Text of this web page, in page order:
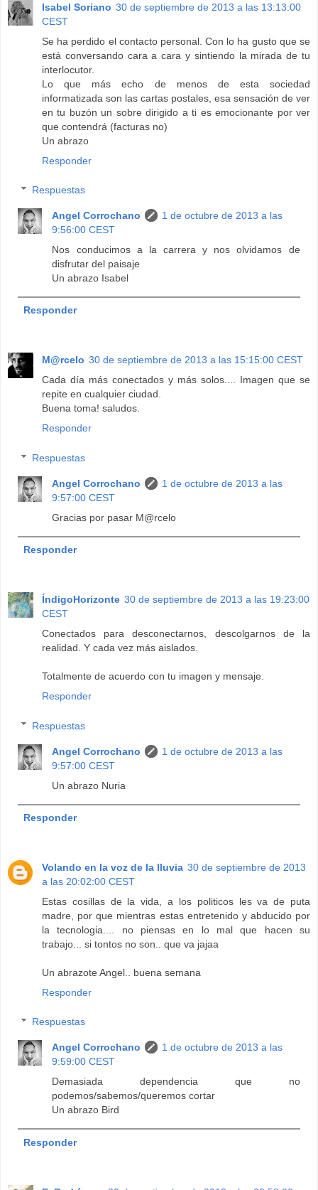
Isabel Soriano 30 de septiembre de 2013 a las 13:13:00
CEST
Se ha perdido el contacto personal. Con lo ha gusto que se
está conversando cara a cara y sintiendo la mirada de tu
interlocutor.
Lo que más echo de menos de esta sociedad
informatizada son las cartas postales, esa sensación de ver
en tu buzón un sobre dirigido a ti es emocionante por ver
que contendrá (facturas no)
Un abrazo
Responder
Respuestas
Angel Corrochano
1 de octubre de 2013 a las
9:56:00 CEST
Nos conducimos a la carrera y nos olvidamos de
disfrutar del paisaje
Un abrazo Isabel
Responder
M@rcelo 30 de septiembre de 2013 a las 15:15:00 CEST
Cada día más conectados y más solos.... Imagen que se
repite en cualquier ciudad.
Buena toma! saludos.
Responder
Respuestas
Angel Corrochano
1 de octubre de 2013 a las
9:57:00 CEST
Gracias por pasar M@rcelo
Responder
ÍndigoHorizonte 30 de septiembre de 2013 a las 19:23:00
CEST
Conectados para desconectarnos, descolgarnos de la
realidad. Y cada vez más aislados.
Totalmente de acuerdo con tu imagen y mensaje.
Responder
Respuestas
Angel Corrochano
1 de octubre de 2013 a las
9:57:00 CEST
Un abrazo Nuria
Responder
Volando en la voz de la lluvia 30 de septiembre de 2013
a las 20:02:00 CEST
Estas cosillas de la vida, a los politicos les va de puta
madre, por que mientras estas entretenido y abducido por
la tecnologia.... no piensas en lo mal que hacen su
trabajo... si tontos no son.. que va jajaa
Un abrazote Angel.. buena semana
Responder
Respuestas
Angel Corrochano
1 de octubre de 2013 a las
9:59:00 CEST
Demasiada dependencia que no
podemos/sabemos/queremos cortar
Un abrazo Bird
Responder